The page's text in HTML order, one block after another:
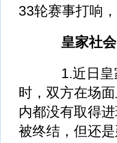
33轮赛事打响
皇家社会
1.近日皇家
时，双方在场
内都没有取得
被终结，但还是